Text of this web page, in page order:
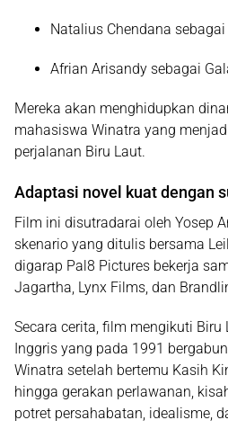
Natalius Chendana
Afrian Arisandy sebagai
Mereka akan menghidupkan
mahasiswa Winatra yang
perjalanan Biru Laut.
Adaptasi novel kuat dengan
Film ini disutradarai oleh Yosep
skenario yang ditulis bersama
digarap Pal8 Pictures bekerja
Jagartha, Lynx Films, dan
Secara cerita, film mengikuti Biru
Inggris yang pada 1991
Winatra setelah bertemu Kasih
hingga gerakan perlawanan,
potret persahabatan, idealisme,